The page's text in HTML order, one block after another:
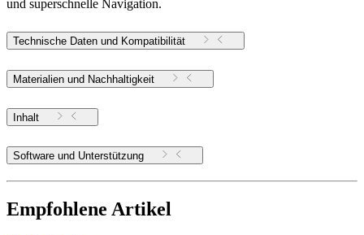
und superschnelle Navigation.
Technische Daten und Kompatibilität
Materialien und Nachhaltigkeit
Inhalt
Software und Unterstützung
Empfohlene Artikel